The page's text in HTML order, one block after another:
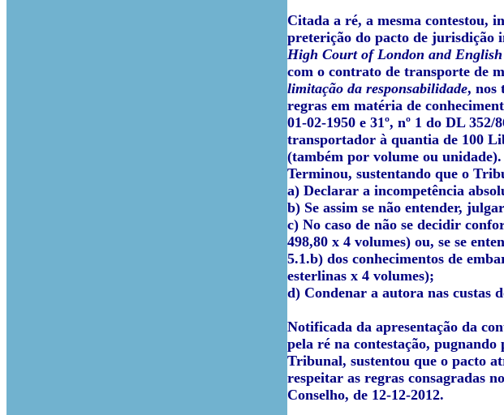
Citada a ré, a mesma contestou,
preterição do pacto de jurisdição
High Court of London and
com o contrato de transporte de
limitação da responsabilidade, nos
regras em matéria de
01-02-1950 e 31º, nº 1 do DL
transportador à quantia de 100
(também por volume ou
Terminou, sustentando que o
a) Declarar a incompetência
b) Se assim se não entender,
c) No caso de não se decidir
498,80 x 4 volumes) ou, se se
5.1.b) dos conhecimentos de
esterlinas x 4 volumes);
d) Condenar a autora nas custas
Notificada da apresentação da
pela ré na contestação,
Tribunal, sustentou que o pacto
respeitar as regras consagradas
Conselho, de 12-12-2012.